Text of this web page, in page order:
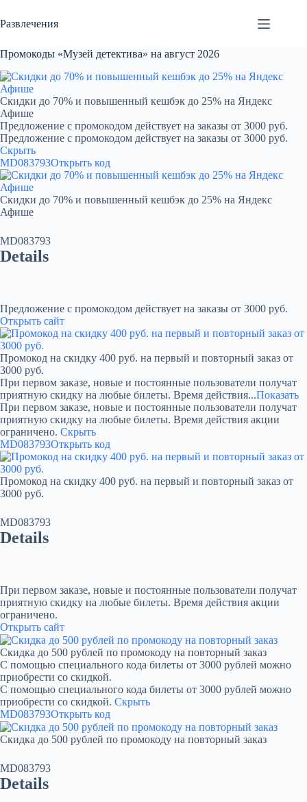
к
сути
Развлечения
Промокоды «Музей детектива» на август 2026
Скидки до 70% и повышенный кешбэк до 25% на Яндекс
Афише
Предложение с промокодом действует на заказы от 3000 руб.
Предложение с промокодом действует на заказы от 3000 руб.
Скрыть
MD083793Открыть код
Скидки до 70% и повышенный кешбэк до 25% на Яндекс
Афише
MD083793
Details
Предложение с промокодом действует на заказы от 3000 руб.
Открыть сайт
Промокод на скидку 400 руб. на первый и повторный заказ от
3000 руб.
При первом заказе, новые и постоянные пользователи получат
приятную скидку на любые билеты. Время действия...Показать
При первом заказе, новые и постоянные пользователи получат
приятную скидку на любые билеты. Время действия акции
ограничено. Скрыть
MD083793Открыть код
Промокод на скидку 400 руб. на первый и повторный заказ от
3000 руб.
MD083793
Details
При первом заказе, новые и постоянные пользователи получат
приятную скидку на любые билеты. Время действия акции
ограничено.
Открыть сайт
Скидка до 500 рублей по промокоду на повторный заказ
С помощью специального кода билеты от 3000 рублей можно
приобрести со скидкой.
С помощью специального кода билеты от 3000 рублей можно
приобрести со скидкой. Скрыть
MD083793Открыть код
Скидка до 500 рублей по промокоду на повторный заказ
MD083793
Details